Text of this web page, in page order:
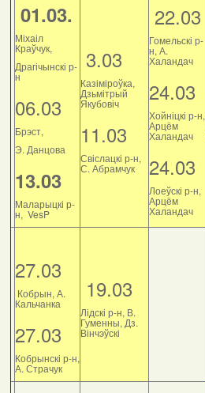
01.03.
Міхаіл
Краўчук,
Драгічынскі р-
н
06.03
Брэст,
Э. Данцова
13.03
Маларыцкі р-
н, VesP
3.03
Казіміроўка,
Дзьмітрый
Якубовіч
11.03
Свіслацкі р-н,
С. Абрамчук
22.03
Гомельскі р-
н, А.
Халандач
24.03
Хойніцкі р-н,
Арцём
Халандач
24.03
Лоеўскі р-н,
Арцём
Халандач
27.03
Кобрын, А.
Кальчанка
27.03
Кобрынскі р-н,
А. Страчук
19.03
Лідскі р-н, В.
Гуменны, Дз.
Вінчэўскі